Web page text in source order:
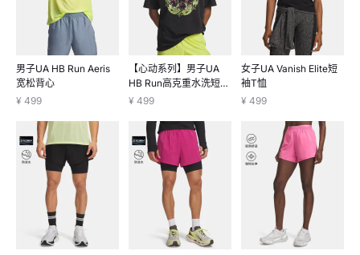
男子UA HB Run Aeris
宽松背心
¥ 499
【心动系列】男子UA
HB Run高克重水洗短袖
T恤
¥ 499
女子UA Vanish Elite短
袖T恤
¥ 499